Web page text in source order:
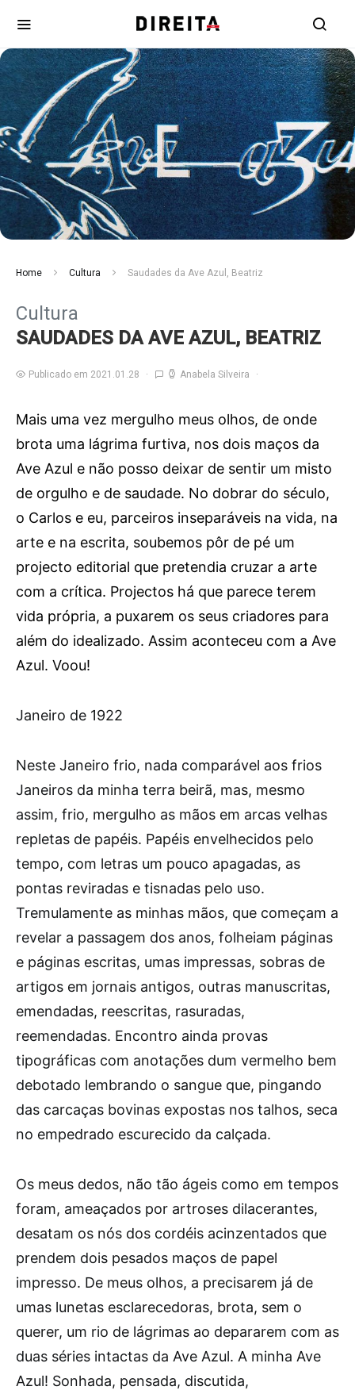
Home Cultura Saudades da Ave Azul, Beatriz
Cultura
SAUDADES DA AVE AZUL, BEATRIZ
Publicado em 2021.01.28 Anabela Silveira
Mais uma vez mergulho meus olhos, de onde
brota uma lágrima furtiva, nos dois maços da
Ave Azul e não posso deixar de sentir um misto
de orgulho e de saudade. No dobrar do século,
o Carlos e eu, parceiros inseparáveis na vida, na
arte e na escrita, soubemos pôr de pé um
projecto editorial que pretendia cruzar a arte
com a crítica. Projectos há que parece terem
vida própria, a puxarem os seus criadores para
além do idealizado. Assim aconteceu com a Ave
Azul. Voou!
Janeiro de 1922
Neste Janeiro frio, nada comparável aos frios
Janeiros da minha terra beirã, mas, mesmo
assim, frio, mergulho as mãos em arcas velhas
repletas de papéis. Papéis envelhecidos pelo
tempo, com letras um pouco apagadas, as
pontas reviradas e tisnadas pelo uso.
Tremulamente as minhas mãos, que começam a
revelar a passagem dos anos, folheiam páginas
e páginas escritas, umas impressas, sobras de
artigos em jornais antigos, outras manuscritas,
emendadas, reescritas, rasuradas,
reemendadas. Encontro ainda provas
tipográficas com anotações dum vermelho bem
debotado lembrando o sangue que, pingando
das carcaças bovinas expostas nos talhos, seca
no empedrado escurecido da calçada.
Os meus dedos, não tão ágeis como em tempos
foram, ameaçados por artroses dilacerantes,
desatam os nós dos cordéis acinzentados que
prendem dois pesados maços de papel
impresso. De meus olhos, a precisarem já de
umas lunetas esclarecedoras, brota, sem o
querer, um rio de lágrimas ao depararem com as
duas séries intactas da Ave Azul. A minha Ave
Azul! Sonhada, pensada, discutida,